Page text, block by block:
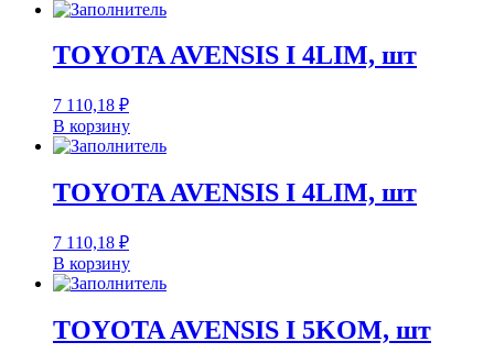
TOYOTA AVENSIS I 4LIM, шт
7 110,18 ₽
В корзину
TOYOTA AVENSIS I 4LIM, шт
7 110,18 ₽
В корзину
TOYOTA AVENSIS I 5KOM, шт